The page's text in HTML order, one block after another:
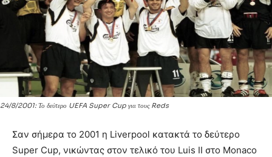
24/8/2001: Το δεύτερο UEFA Super Cup για τους Reds
Σαν σήμερα το 2001 η Liverpool κατακτά το δεύτερο
Super Cup, νικώντας στον τελικό του Luis II στο Monaco